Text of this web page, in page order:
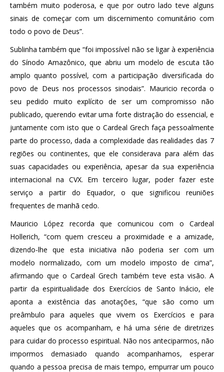
também muito poderosa, e que por outro lado teve alguns
sinais de começar com um discernimento comunitário com
todo o povo de Deus”.
Sublinha também que “foi impossível não se ligar à experiência
do Sínodo Amazônico, que abriu um modelo de escuta tão
amplo quanto possível, com a participação diversificada do
povo de Deus nos processos sinodais”. Mauricio recorda o
seu pedido muito explícito de ser um compromisso não
publicado, querendo evitar uma forte distração do essencial, e
juntamente com isto que o Cardeal Grech faça pessoalmente
parte do processo, dada a complexidade das realidades das 7
regiões ou continentes, que ele considerava para além das
suas capacidades ou experiência, apesar da sua experiência
internacional na CVX. Em terceiro lugar, poder fazer este
serviço a partir do Equador, o que significou reuniões
frequentes de manhã cedo.
Mauricio López recorda que comunicou com o Cardeal
Hollerich, “com quem cresceu a proximidade e a amizade,
dizendo-lhe que esta iniciativa não poderia ser com um
modelo normalizado, com um modelo imposto de cima”,
afirmando que o Cardeal Grech também teve esta visão. A
partir da espiritualidade dos Exercícios de Santo Inácio, ele
aponta a existência das anotações, “que são como um
preâmbulo para aqueles que vivem os Exercícios e para
aqueles que os acompanham, e há uma série de diretrizes
para cuidar do processo espiritual. Não nos anteciparmos, não
impormos demasiado quando acompanhamos, esperar
quando a pessoa precisa de mais tempo, empurrar um pouco